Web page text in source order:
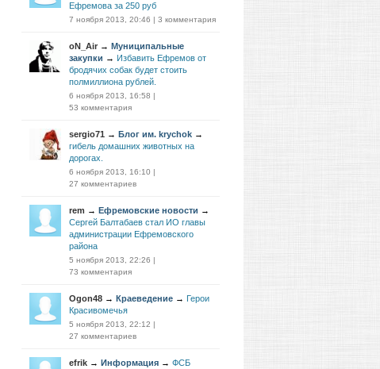
Ефремова за 250 руб
7 ноября 2013, 20:46 | 3 комментария
oN_Air → Муниципальные
закупки → Избавить Ефремов от
бродячих собак будет стоить
полмиллиона рублей.
6 ноября 2013, 16:58 |
53 комментария
sergio71 → Блог им. krychok →
гибель домашних животных на
дорогах.
6 ноября 2013, 16:10 |
27 комментариев
rem → Ефремовские новости →
Сергей Балтабаев стал ИО главы
администрации Ефремовского
района
5 ноября 2013, 22:26 |
73 комментария
Ogon48 → Краеведение → Герои
Красивомечья
5 ноября 2013, 22:12 |
27 комментариев
efrik → Информация → ФСБ